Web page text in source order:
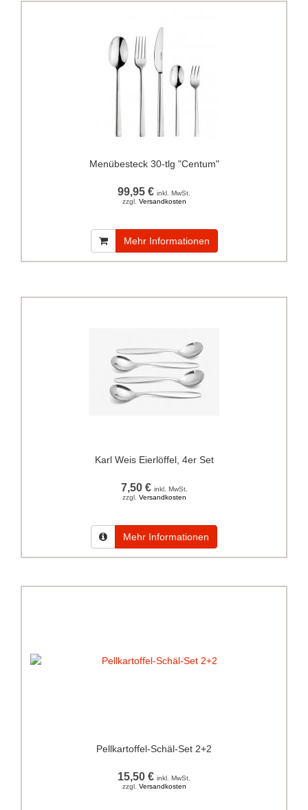
Menübesteck 30-tlg "Centum"
99,95 € inkl. MwSt.
zzgl. Versandkosten
Mehr Informationen
Karl Weis Eierlöffel, 4er Set
7,50 € inkl. MwSt.
zzgl. Versandkosten
Mehr Informationen
Pellkartoffel-Schäl-Set 2+2
15,50 € inkl. MwSt.
zzgl. Versandkosten